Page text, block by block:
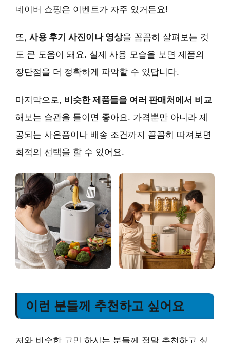
네이버 쇼핑은 이벤트가 자주 있거든요!
또, 사용 후기 사진이나 영상을 꼼꼼히 살펴보는 것
도 큰 도움이 돼요. 실제 사용 모습을 보면 제품의
장단점을 더 정확하게 파악할 수 있답니다.
마지막으로, 비슷한 제품들을 여러 판매처에서 비교
해보는 습관을 들이면 좋아요. 가격뿐만 아니라 제
공되는 사은품이나 배송 조건까지 꼼꼼히 따져보면
최적의 선택을 할 수 있어요.
이런 분들께 추천하고 싶어요
저와 비슷한 고민 하시는 분들께 정말 추천하고 싶